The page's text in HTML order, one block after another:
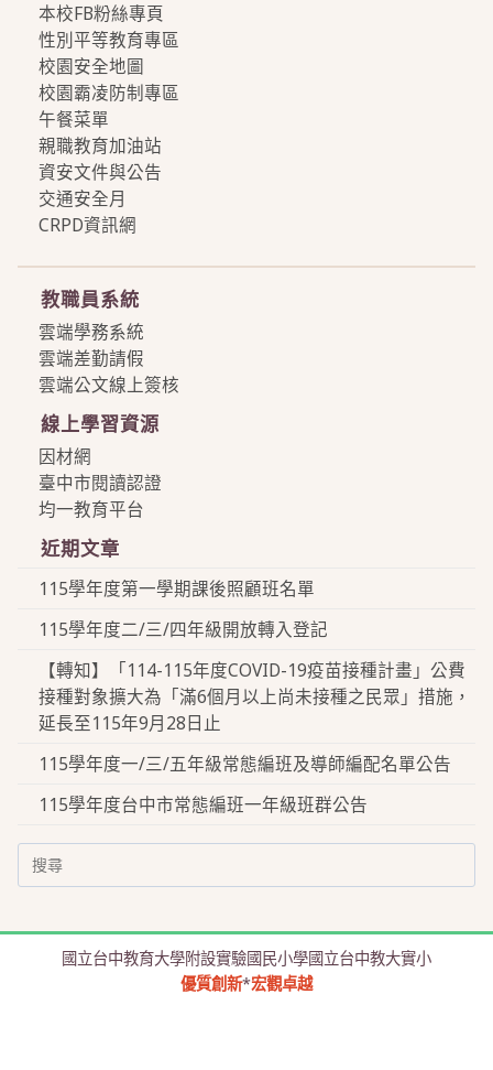
本校FB粉絲專頁
性別平等教育專區
校園安全地圖
校園霸凌防制專區
午餐菜單
親職教育加油站
資安文件與公告
交通安全月
CRPD資訊網
教職員系統
雲端學務系統
雲端差勤請假
雲端公文線上簽核
線上學習資源
因材網
臺中市閱讀認證
均一教育平台
近期文章
115學年度第一學期課後照顧班名單
115學年度二/三/四年級開放轉入登記
【轉知】「114-115年度COVID-19疫苗接種計畫」公費
接種對象擴大為「滿6個月以上尚未接種之民眾」措施，
延長至115年9月28日止
115學年度一/三/五年級常態編班及導師編配名單公告
115學年度台中市常態編班一年級班群公告
Search
for:
國立台中教育大學附設實驗國民小學國立台中教大實小
優質創新*宏觀卓越